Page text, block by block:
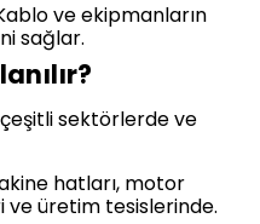
ve ekipmanların
sağlar.
sektörlerde ve
hatları, motor
üretim tesislerinde.